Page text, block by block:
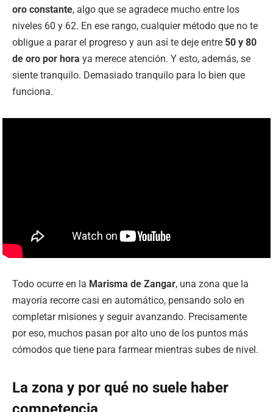
oro constante, algo que se agradece mucho entre los
niveles 60 y 62. En ese rango, cualquier método que no te
obligue a parar el progreso y aun así te deje entre 50 y 80
de oro por hora ya merece atención. Y esto, además, se
siente tranquilo. Demasiado tranquilo para lo bien que
funciona.
Todo ocurre en la Marisma de Zangar, una zona que la
mayoría recorre casi en automático, pensando solo en
completar misiones y seguir avanzando. Precisamente
por eso, muchos pasan por alto uno de los puntos más
cómodos que tiene para farmear mientras subes de nivel.
La zona y por qué no suele haber